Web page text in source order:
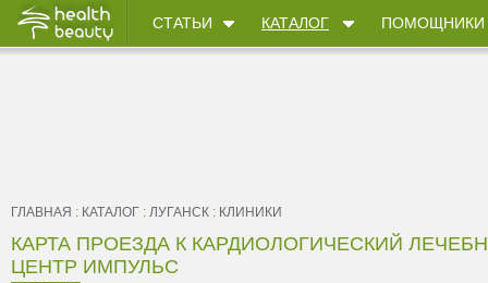
СТАТЬИ КАТАЛОГ ПОМОЩНИКИ
ГЛАВНАЯ : КАТАЛОГ : ЛУГАНСК : КЛИНИКИ
КАРТА ПРОЕЗДА К КАРДИОЛОГИЧЕСКИЙ
ЦЕНТР ИМПУЛЬС